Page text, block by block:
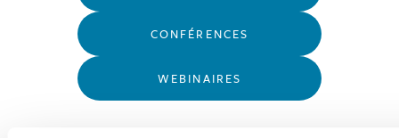
CONFÉRENCES
WEBINAIRES